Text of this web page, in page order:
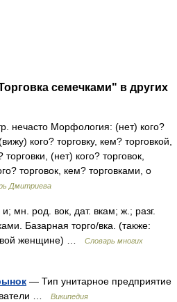
семечками" в других
нечасто Морфология: (нет) кого?
кого? торговку, кем? торговкой,
(нет) кого? торговок,
торговок, кем? торговками, о
Дмитриева
мн. род. вок, дат. вкам; ж.; разг.
Базарная торго/вка. (также:
женщине) …
Словарь многих
— Тип унитарное предприятие
…
Википедия